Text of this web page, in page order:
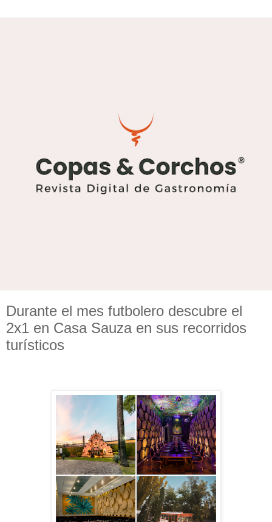
Durante el mes futbolero descubre el
2x1 en Casa Sauza en sus recorridos
turísticos